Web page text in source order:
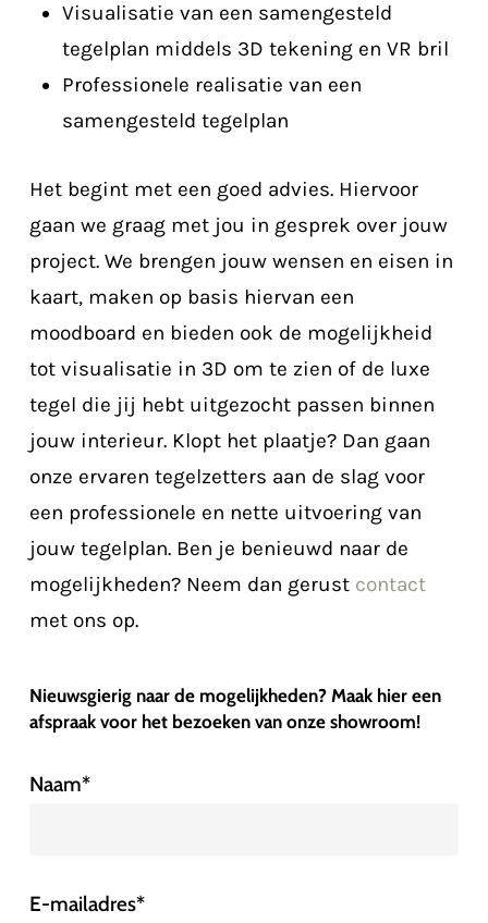
Visualisatie van een samengesteld
tegelplan middels 3D tekening en VR bril
Professionele realisatie van een
samengesteld tegelplan
Het begint met een goed advies. Hiervoor
gaan we graag met jou in gesprek over jouw
project. We brengen jouw wensen en eisen in
kaart, maken op basis hiervan een
moodboard en bieden ook de mogelijkheid
tot visualisatie in 3D om te zien of de luxe
tegel die jij hebt uitgezocht passen binnen
jouw interieur. Klopt het plaatje? Dan gaan
onze ervaren tegelzetters aan de slag voor
een professionele en nette uitvoering van
jouw tegelplan. Ben je benieuwd naar de
mogelijkheden? Neem dan gerust contact
met ons op.
Nieuwsgierig naar de mogelijkheden? Maak hier een
afspraak voor het bezoeken van onze showroom!
Naam*
E-mailadres*